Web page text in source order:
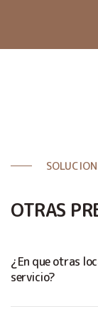
OTRAS
¿En que otras
servicio?